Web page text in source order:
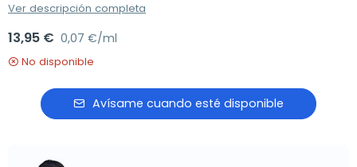
Ver descripción completa
13,95 € 0,07 €/ml
No disponible
Avísame cuando esté disponible